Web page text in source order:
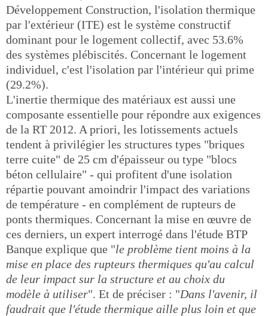
Développement Construction, l'isolation thermique
par l'extérieur (ITE) est le système constructif
dominant pour le logement collectif, avec 53.6%
des systèmes plébiscités. Concernant le logement
individuel, c'est l'isolation par l'intérieur qui prime
(29.2%).
L'inertie thermique des matériaux est aussi une
composante essentielle pour répondre aux exigences
de la RT 2012. A priori, les lotissements actuels
tendent à privilégier les structures types "briques
terre cuite" de 25 cm d'épaisseur ou type "blocs
béton cellulaire" - qui profitent d'une isolation
répartie pouvant amoindrir l'impact des variations
de température - en complément de rupteurs de
ponts thermiques. Concernant la mise en œuvre de
ces derniers, un expert interrogé dans l'étude BTP
Banque explique que "le problème tient moins à la
mise en place des rupteurs thermiques qu'au calcul
de leur impact sur la structure et au choix du
modèle à utiliser". Et de préciser : "Dans l'avenir, il
faudrait que l'étude thermique aille plus loin et que